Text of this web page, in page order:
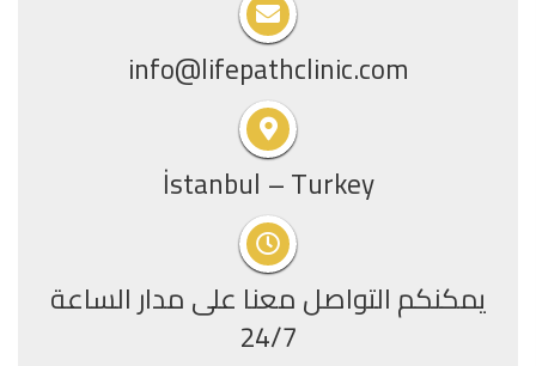
info@lifepathclinic.com
İstanbul – Turkey
يمكنكم التواصل معنا على مدار الساعة
24/7